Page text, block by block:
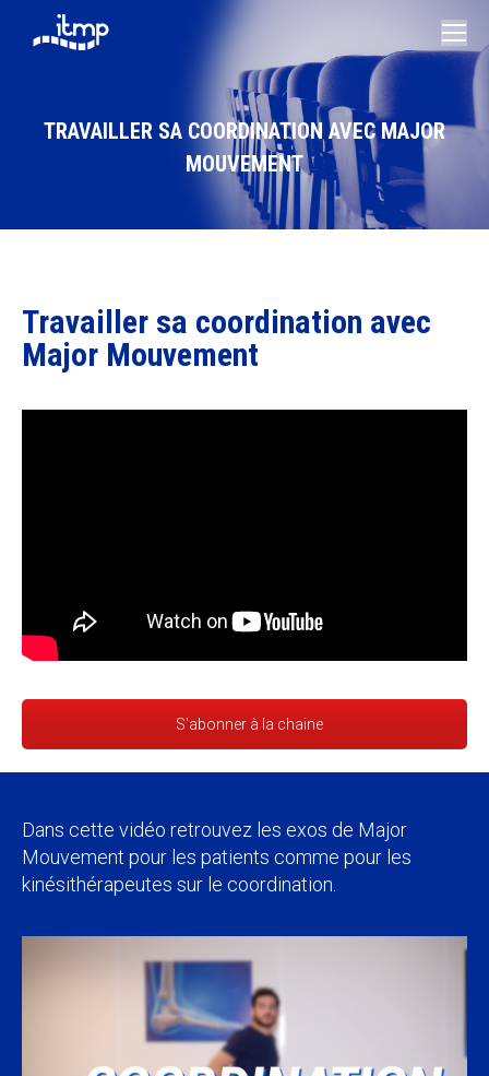
TRAVAILLER SA COORDINATION AVEC MAJOR
MOUVEMENT
Vous êtes ici :
Travailler sa coordination avec
Major Mouvement
S'abonner à la chaine
Dans cette vidéo retrouvez les exos de Major
Mouvement pour les patients comme pour les
kinésithérapeutes sur le coordination.